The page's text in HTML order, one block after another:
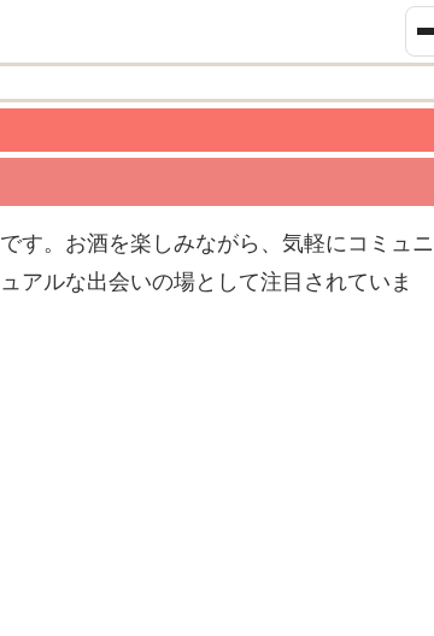
す。お酒を楽しみながら、気軽にコミュニ
アルな出会いの場として注目されていま